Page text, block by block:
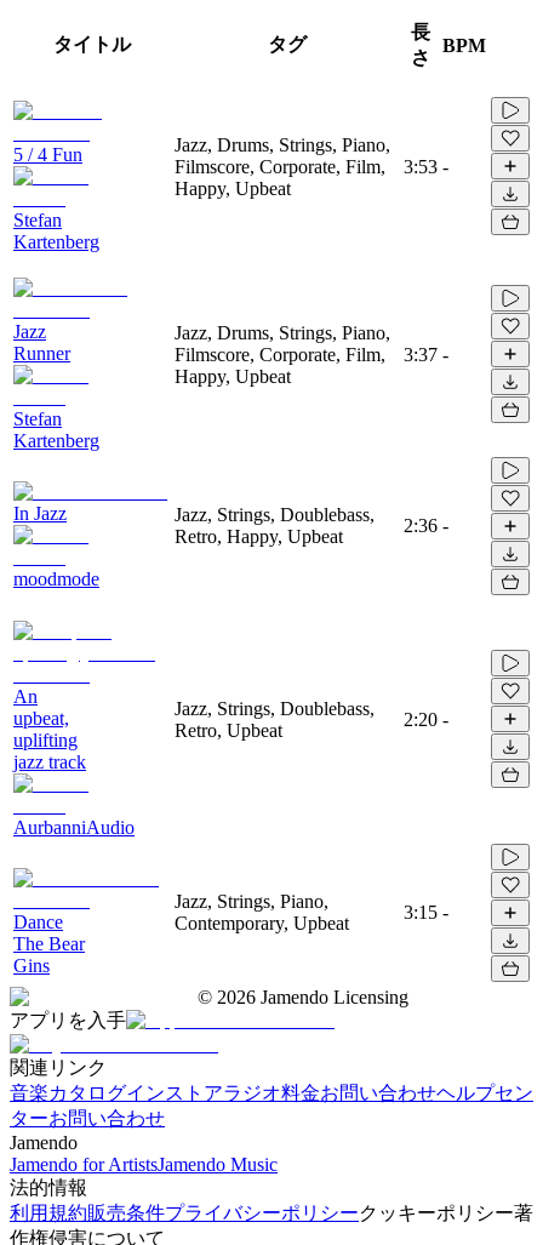
タイトル タグ
長
さ
BPM
5 / 4 Fun
Stefan
Kartenberg
Jazz, Drums, Strings, Piano,
Filmscore, Corporate, Film,
Happy, Upbeat
3:53 -
Jazz
Runner
Stefan
Kartenberg
Jazz, Drums, Strings, Piano,
Filmscore, Corporate, Film,
Happy, Upbeat
3:37 -
In Jazz
moodmode
Jazz, Strings, Doublebass,
Retro, Happy, Upbeat
2:36 -
An
upbeat,
uplifting
jazz track
AurbanniAudio
Jazz, Strings, Doublebass,
Retro, Upbeat
2:20 -
Dance
The Bear
Gins
Jazz, Strings, Piano,
Contemporary, Upbeat
3:15 -
© 2026 Jamendo Licensing
アプリを入手
関連リンク
音楽カタログインストアラジオ料金お問い合わせヘルプセン
ターお問い合わせ
Jamendo
Jamendo for ArtistsJamendo Music
法的情報
利用規約販売条件プライバシーポリシークッキーポリシー著
作権侵害について